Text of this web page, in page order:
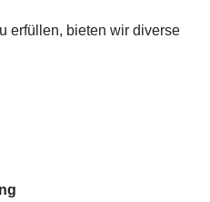
erfüllen, bieten wir diverse